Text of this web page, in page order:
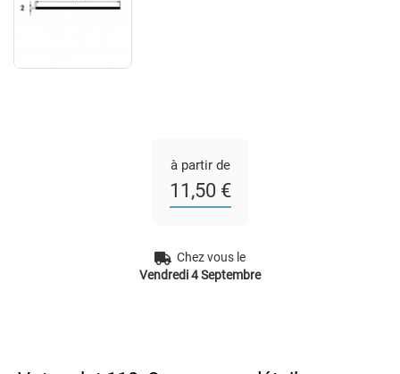
à partir de
11,50 €
Chez vous le
Vendredi 4 Septembre